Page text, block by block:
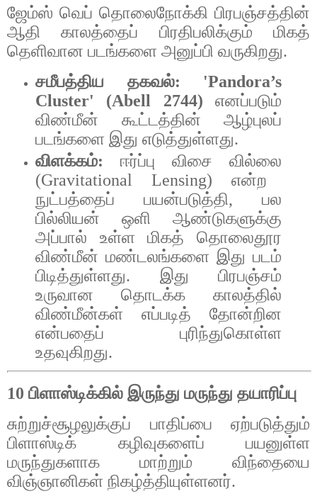
ஜேம்ஸ் வெப் தொலைநோக்கி பிரபஞ்சத்தின்
ஆதி
காலத்தைப் பிரதிபலிக்கும்
மிகத்
தெளிவான படங்களை அனுப்பி வருகிறது.
சமீபத்திய
தகவல்:
'Pandora’s
Cluster' (Abell 2744)
எனப்படும்
விண்மீன்
கூட்டத்தின்
ஆழ்புலப்
படங்களை இது எடுத்துள்ளது.
விளக்கம்: ஈர்ப்பு விசை
வில்லை
(Gravitational Lensing)என்ற
நுட்பத்தைப்
பயன்படுத்தி,பல
பில்லியன்
ஒளி
ஆண்டுகளுக்கு
அப்பால்
உள்ள மிகத்
தொலைதூர
விண்மீன் மண்டலங்களை இது படம்
பிடித்துள்ளது. இது
பிரபஞ்சம்
உருவான
தொடக்க
காலத்தில்
விண்மீன்கள்
எப்படித்
தோன்றின
என்பதைப்
புரிந்துகொள்ள
உதவுகிறது.
10 பிளாஸ்டிக்கில் இருந்து மருந்து தயாரிப்பு
சுற்றுச்சூழலுக்குப்
பாதிப்பை
ஏற்படுத்தும்
பிளாஸ்டிக்
கழிவுகளைப்
பயனுள்ள
மருந்துகளாக
மாற்றும்
விந்தையை
விஞ்ஞானிகள் நிகழ்த்தியுள்ளனர்.